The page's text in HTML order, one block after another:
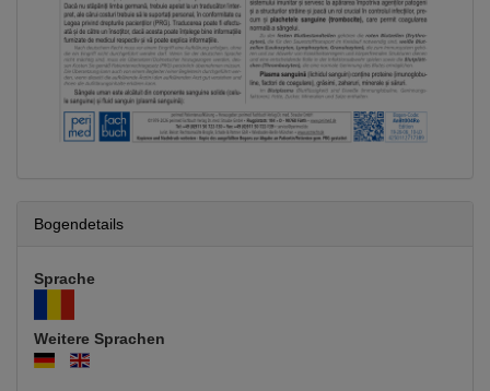
Bogendetails
Sprache
Weitere Sprachen